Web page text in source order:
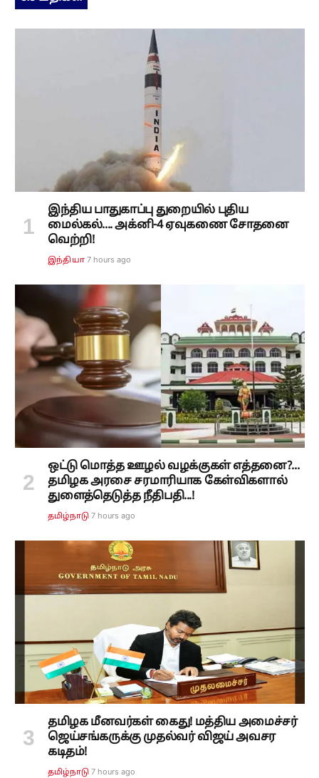
இந்திய பாதுகாப்பு துறையில் புதிய
மைல்கல்.... அக்னி-4 ஏவுகணை சோதனை
வெற்றி!
இந்தியா 7 hours ago
ஒட்டு மொத்த ஊழல் வழக்குகள் எத்தனை?...
தமிழக அரசை சரமாரியாக கேள்விகளால்
துளைத்தெடுத்த நீதிபதி...!
தமிழ்நாடு 7 hours ago
தமிழக மீனவர்கள் கைது! மத்திய அமைச்சர்
ஜெய்சங்கருக்கு முதல்வர் விஜய் அவசர
கடிதம்!
தமிழ்நாடு 7 hours ago